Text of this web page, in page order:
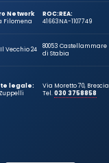
Network
Filomena
ROC:
41663
REA:
NA-1107749
Vecchio 24
80053 Castellammare
di Stabia
legale:
Via Moretto 70, Brescia
Tel.030 3758858